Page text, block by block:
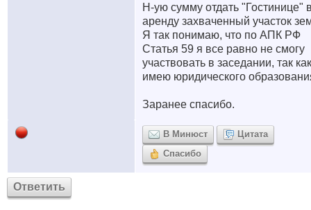
Н-ую сумму отдать "Гостинице"
аренду захваченный участок
Я так понимаю, что по АПК РФ
Статья 59 я все равно не смогу
участвовать в заседании, так
имею юридического
Заранее спасибо.
В Минюст
Цитата
Спасибо
Ответить